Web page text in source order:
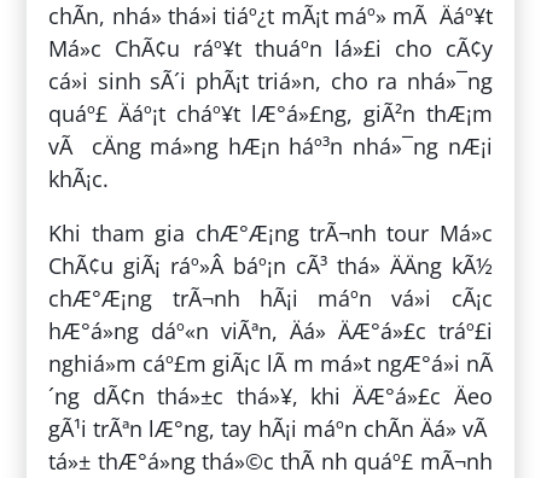
chÃ­n, nhá» thá»i tiáº¿t mÃ¡t máº» mÃ Äáº¥t
Má»c ChÃ¢u ráº¥t thuáº­n lá»£i cho cÃ¢y
cá»i sinh sÃ´i phÃ¡t triá»n, cho ra nhá»¯ng
quáº£ Äáº¡t cháº¥t lÆ°á»£ng, giÃ²n thÆ¡m
vÃ cÄng má»ng hÆ¡n háº³n nhá»¯ng nÆ¡i
khÃ¡c.
Khi tham gia chÆ°Æ¡ng trÃ¬nh tour Má»c
ChÃ¢u giÃ¡ ráº»Â báº¡n cÃ³ thá» ÄÄng kÃ½
chÆ°Æ¡ng trÃ¬nh hÃ¡i máº­n vá»i cÃ¡c
hÆ°á»ng dáº«n viÃªn, Äá» ÄÆ°á»£c tráº£i
nghiá»m cáº£m giÃ¡c lÃ m má»t ngÆ°á»i nÃ
´ng dÃ¢n thá»±c thá»¥, khi ÄÆ°á»£c Äeo
gÃ¹i trÃªn lÆ°ng, tay hÃ¡i máº­n chÃ­n Äá» vÃ
tá»± thÆ°á»ng thá»©c thÃ nh quáº£ mÃ¬nh